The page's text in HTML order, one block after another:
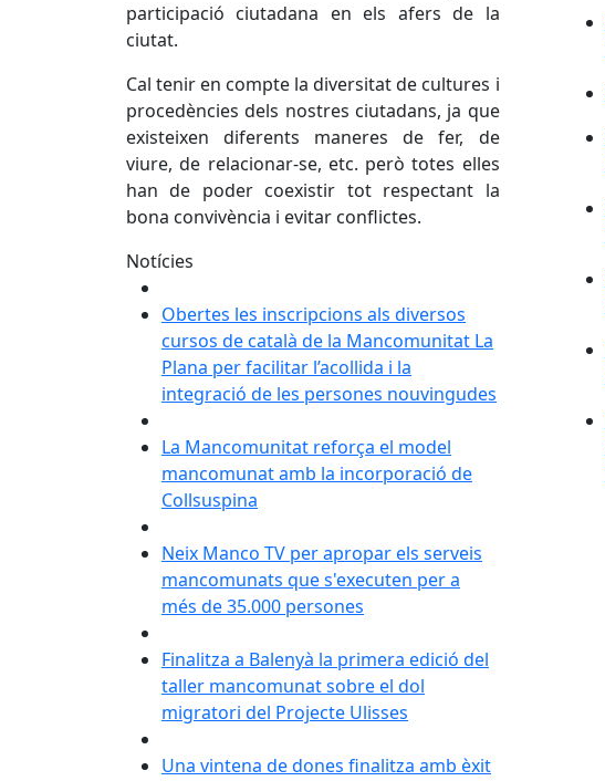
participació ciutadana en els afers de la
ciutat.
Cal tenir en compte la diversitat de cultures i
procedències dels nostres ciutadans, ja que
existeixen diferents maneres de fer, de
viure, de relacionar-se, etc. però totes elles
han de poder coexistir tot respectant la
bona convivència i evitar conflictes.
Notícies
Obertes les inscripcions als diversos
cursos de català de la Mancomunitat La
Plana per facilitar l’acollida i la
integració de les persones nouvingudes
La Mancomunitat reforça el model
mancomunat amb la incorporació de
Collsuspina
Neix Manco TV per apropar els serveis
mancomunats que s'executen per a
més de 35.000 persones
Finalitza a Balenyà la primera edició del
taller mancomunat sobre el dol
migratori del Projecte Ulisses
Una vintena de dones finalitza amb èxit